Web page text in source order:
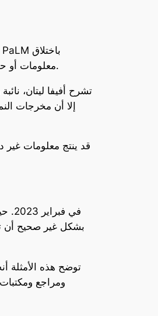
معلومات أو حقائق غير صحيحة لا تستند إلى بيانات أو أحداث حقيقية. هذا السلوك يثير القلق حول مدى دقة ومصداقية المعلومات التي تقدمها هذه النماذج.
تشرح أفيفا ليتان،
إلا أن مخرجات
توضح هذه الأمثلة